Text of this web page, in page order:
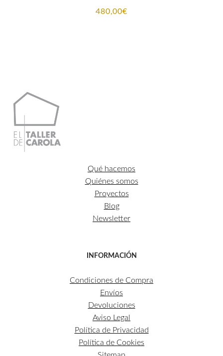
480,00€
Qué hacemos
Quiénes somos
Proyectos
Blog
Newsletter
INFORMACIÓN
Condiciones de Compra
Envíos
Devoluciones
Aviso Legal
Política de Privacidad
Política de Cookies